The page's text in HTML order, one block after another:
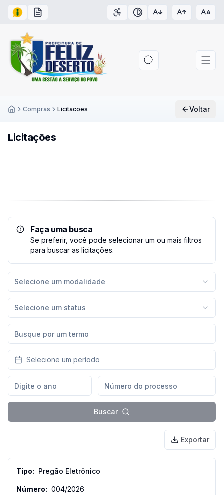
Acesso à Informação
Carta de Serviços Acessibilidade
Contraste
Compras Licitacoes Voltar
Licitações
Faça uma busca
Se preferir, você pode selecionar um ou mais filtros
para buscar as licitações.
Selecione um modalidade
Selecione um status
Selecione um período
Buscar
Exportar
Pregão Eletrônico
004/2026